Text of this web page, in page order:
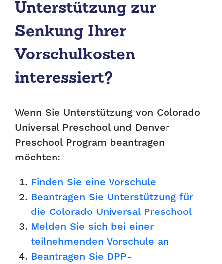
Unterstützung zur
Senkung Ihrer
Vorschulkosten
interessiert?
Wenn Sie Unterstützung von Colorado
Universal Preschool und Denver
Preschool Program beantragen
möchten:
Finden Sie eine Vorschule
Beantragen Sie Unterstützung für
die Colorado Universal Preschool
Melden Sie sich bei einer
teilnehmenden Vorschule an
Beantragen Sie DPP-